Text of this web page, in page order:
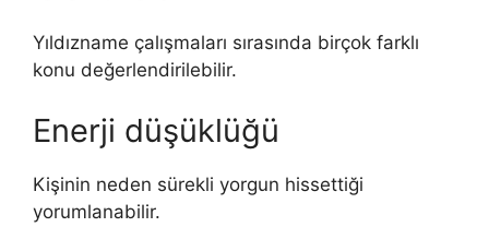
Yıldızname çalışmaları sırasında birçok farklı
konu değerlendirilebilir.
Enerji düşüklüğü
Kişinin neden sürekli yorgun hissettiği
yorumlanabilir.